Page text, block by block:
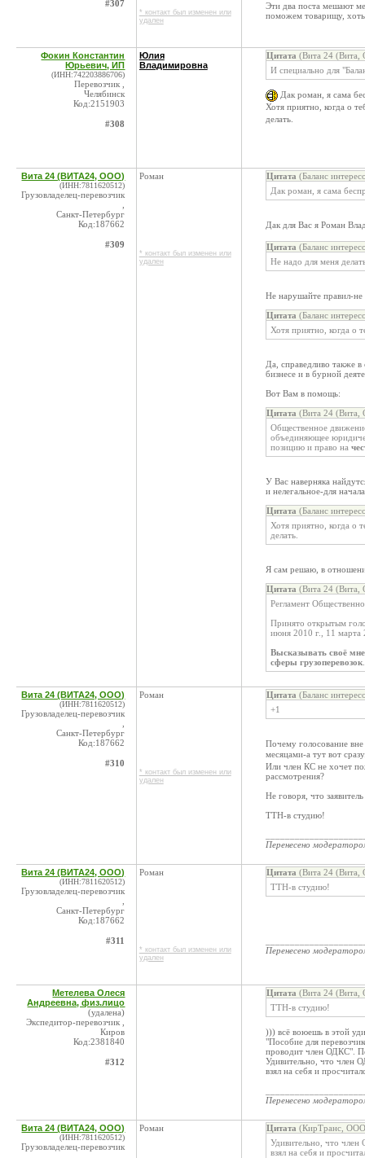
#307
* контакт был изменен или
удален
Эти два поста мешают
поможем товарищу,
Фокин Константин
Юрьевич, ИП
(ИНН:742203886706)
Перевозчик ,
Челябинск
Код:2151903
#308
Юлия
Владимировна
Цитата (Вита 24
И специально для
Дак роман, я сама
Хотя приятно, когда о
делать.
Вита 24 (ВИТА24, ООО)
(ИНН:7811620512)
Грузовладелец-перевозчик
Санкт-Петербург
Код:187662
#309
Роман
* контакт был изменен или
удален
Цитата (Баланс
Дак роман, я сама
Дак для Вас я Роман
Цитата (Баланс
Не надо для меня
Не нарушайте правил-не
Цитата (Баланс
Хотя приятно, когда о
Да, справедливо также
бизнесе и в бурной
Вот Вам в помощь:
Цитата (Вита 24
Общественное
объединяющее
позицию и право на
У Вас наверняка
и нелегальное-для
Цитата (Баланс
Хотя приятно, когда о
делать.
Я сам решаю, в
Цитата (Вита 24
Регламент
Принято открытым
июня 2010 г., 11 марта
Высказывать своё
сферы грузоперевозок
Вита 24 (ВИТА24, ООО)
(ИНН:7811620512)
Грузовладелец-перевозчик
Санкт-Петербург
Код:187662
#310
Роман
* контакт был изменен или
удален
Цитата (Баланс
+1
Почему голосование
месяцами-а тут вот
Или член КС не хочет
рассмотрения?
Не говоря, что
ТТН-в студию!
Перенесено
Вита 24 (ВИТА24, ООО)
(ИНН:7811620512)
Грузовладелец-перевозчик
Санкт-Петербург
Код:187662
#311
Роман
* контакт был изменен или
удален
Цитата (Вита 24
ТТН-в студию!
Перенесено
Метелева Олеся
Андреевна, физ.лицо
(удалена)
Экспедитор-перевозчик ,
Киров
Код:2381840
#312
Цитата (Вита 24
ТТН-в студию!
))) всё воюешь в этой
"Пособие для
проводит член ОДКС".
Удивительно, что член
взял на себя и
Перенесено
Вита 24 (ВИТА24, ООО)
(ИНН:7811620512)
Грузовладелец-перевозчик
Роман Цитата (КирТранс,
Удивительно, что
взял на себя и